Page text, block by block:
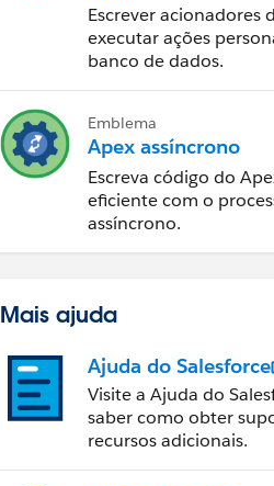
Escrever acionadores
executar ações
banco de dados.
Emblema
Apex assíncrono
Escreva código do
eficiente com o
assíncrono.
Mais ajuda
Ajuda do Salesforce
Visite a Ajuda do
saber como obter
recursos adicionais.